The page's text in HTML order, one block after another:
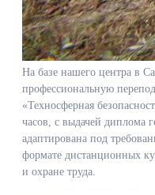
На базе нашего центра в
профессиональную
«Техносферная
часов, с выдачей диплома
адаптирована под
формате дистанционных
и охране труда.